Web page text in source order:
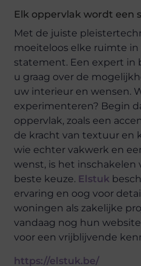
Elk oppervlak wordt een
Met de juiste
moeiteloos elke ruimte
statement. Een expert in
u graag over de
uw interieur en wensen.
experimenteren? Begin
oppervlak, zoals een
de kracht van textuur en
wie echter vakwerk en
wenst, is het inschakelen
beste keuze. Elstuk
ervaring en oog voor
woningen als zakelijke
vandaag nog hun
voor een vrijblijvende
https://elstuk.be/